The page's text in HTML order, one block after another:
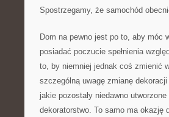
Spostrzegamy, że samochód
Dom na pewno jest po to, aby móc
posiadać poczucie spełnienia
to, by niemniej jednak coś zmienić
szczególną uwagę zmianę
jakie pozostały niedawno
dekoratorstwo. To samo ma